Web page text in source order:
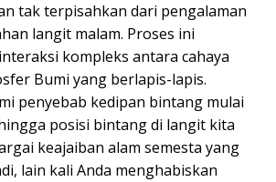
tak terpisahkan dari pengalaman
langit malam. Proses ini
kompleks antara cahaya
Bumi yang berlapis-lapis.
penyebab kedipan bintang mulai
posisi bintang di langit kita
keajaiban alam semesta yang
lain kali Anda menghabiskan